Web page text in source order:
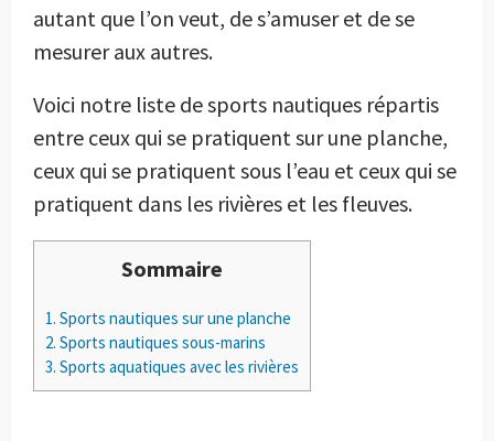
autant que l’on veut, de s’amuser et de se
mesurer aux autres.
Voici notre liste de sports nautiques répartis
entre ceux qui se pratiquent sur une planche,
ceux qui se pratiquent sous l’eau et ceux qui se
pratiquent dans les rivières et les fleuves.
Sommaire
1. Sports nautiques sur une planche
2. Sports nautiques sous-marins
3. Sports aquatiques avec les rivières